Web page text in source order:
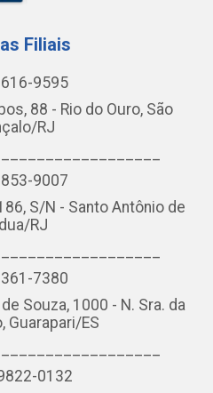
Filiais
9595
88 - Rio do Ouro, São
RJ
9007
S/N - Santo Antônio de
RJ
7380
Souza, 1000 - N. Sra. da
Guarapari/ES
0132